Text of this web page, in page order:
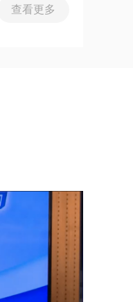
查看更多